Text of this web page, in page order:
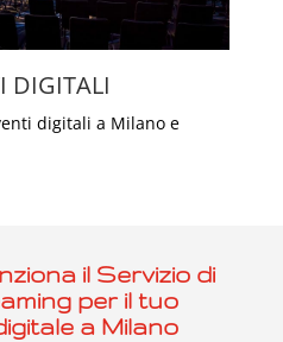
DIGITALI
digitali a Milano e
il Servizio di
per il tuo
a Milano